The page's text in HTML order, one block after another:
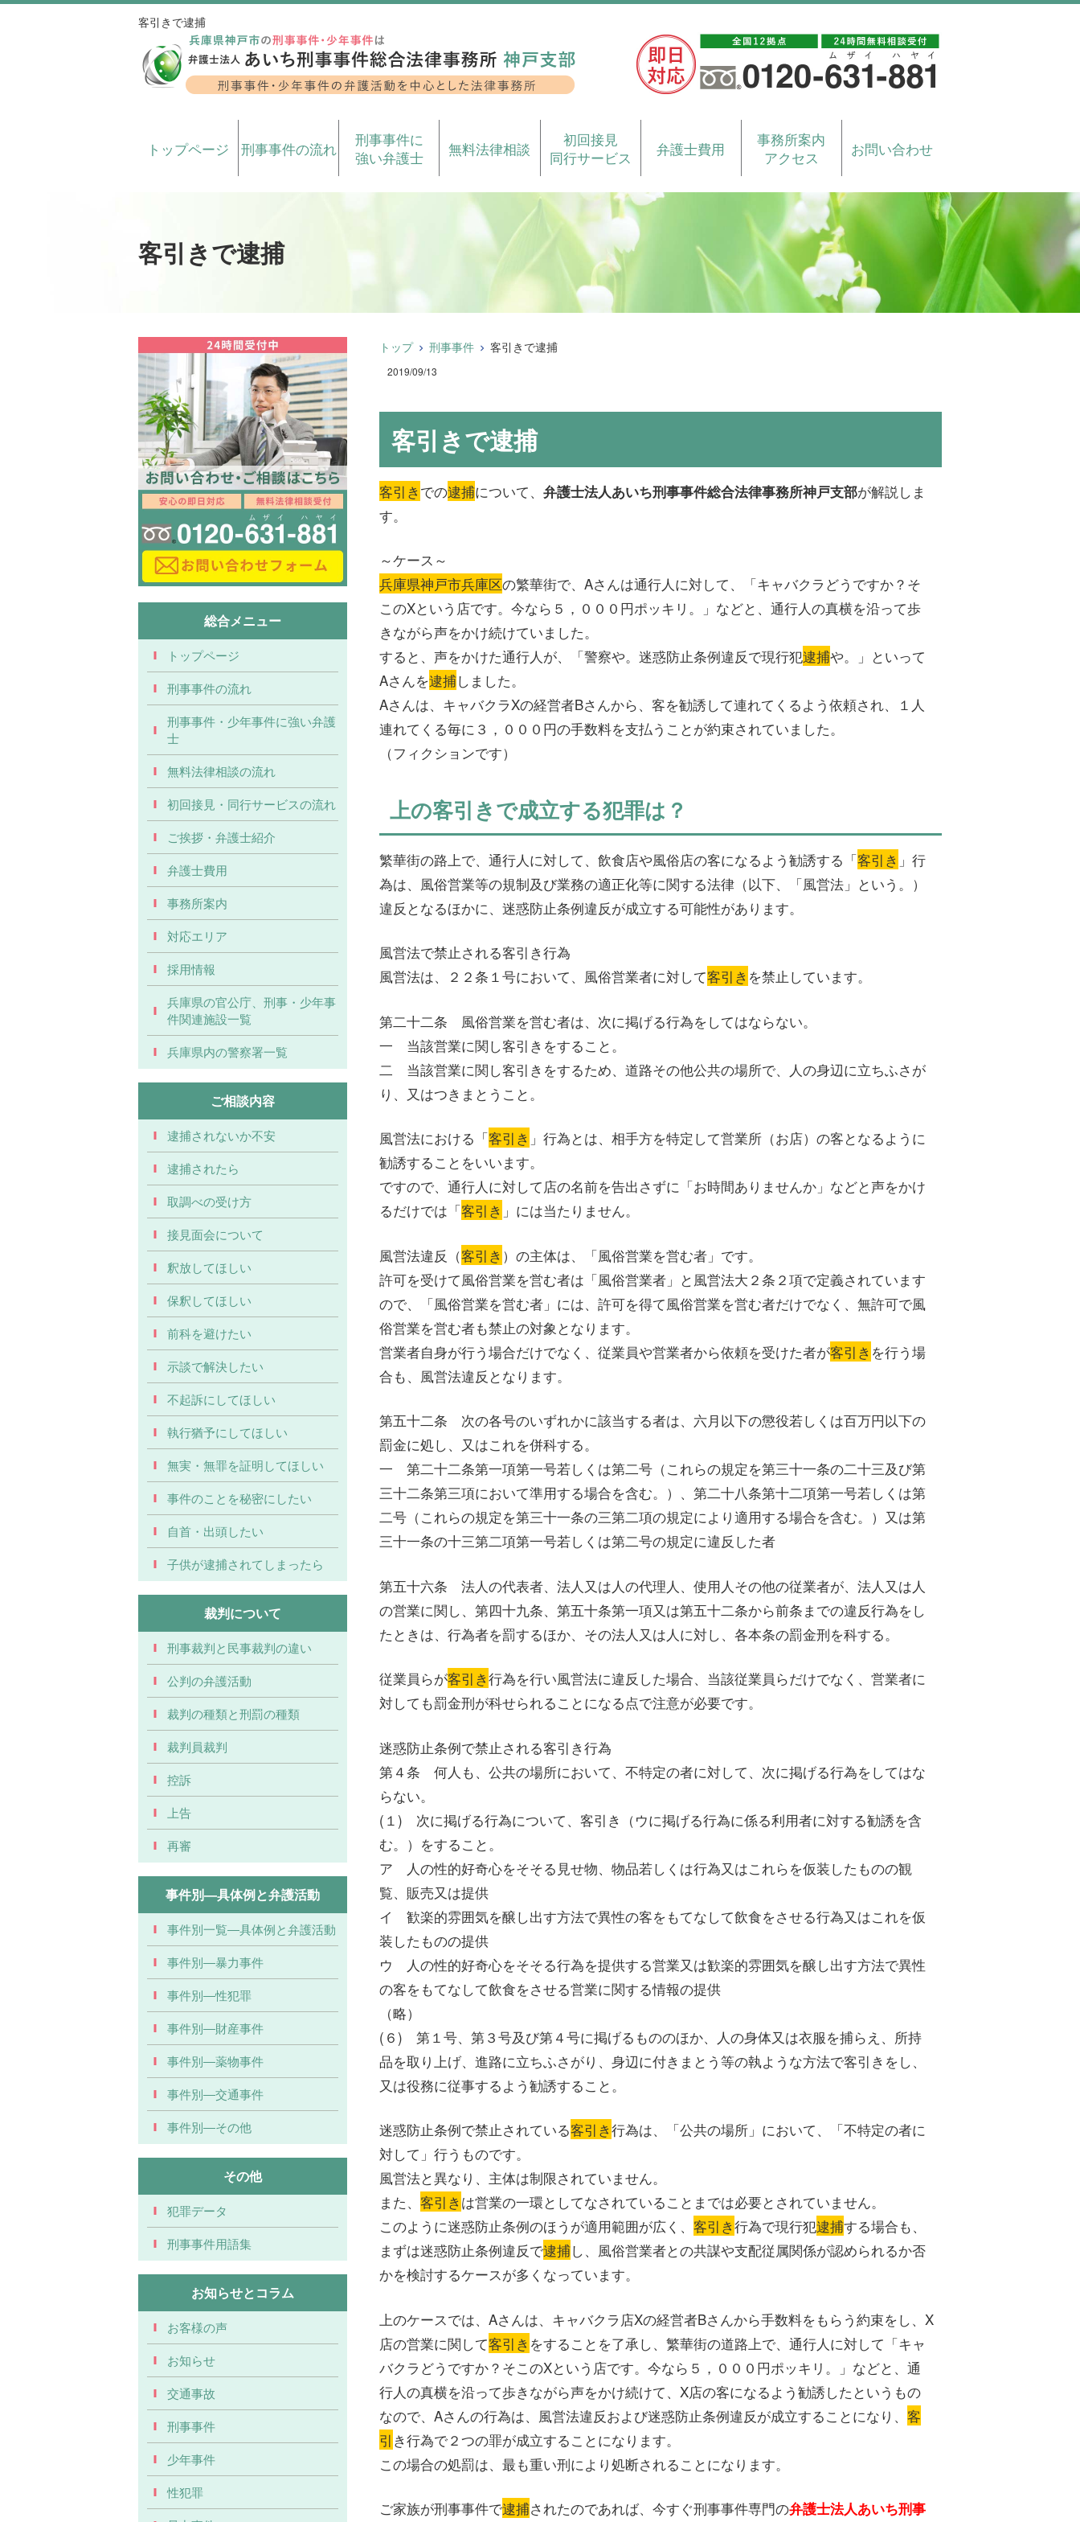
客引きで逮捕
トップページ 刑事事件の流れ
刑事事件に
強い弁護士
無料法律相談
初回接見
同行サービス
弁護士費用
事務所案内
アクセス
お問い合わせ
客引きで逮捕
トップ 刑事事件 客引きで逮捕
2019/09/13
客引きで逮捕
客引きでの逮捕について、 弁護士法人あいち刑事事件総合法律事務所神戸支部が解説しま
す。
～ケース～
兵庫県神戸市兵庫区の繁華街で、Aさんは通行人に対して、「キャバクラどうですか？そ
このXという店です。今なら５，０００円ポッキリ。」などと、通行人の真横を沿って歩
きながら声をかけ続けていました。
すると、声をかけた通行人が、「警察や。迷惑防止条例違反で現行犯逮捕や。」といって
Aさんを逮捕しました。
Aさんは、キャバクラXの経営者Bさんから、客を勧誘して連れてくるよう依頼され、１人
連れてくる毎に３，０００円の手数料を支払うことが約束されていました。
（フィクションです）
上の客引きで成立する犯罪は？
繁華街の路上で、通行人に対して、飲食店や風俗店の客になるよう勧誘する「客引き 」行
為は、風俗営業等の規制及び業務の適正化等に関する法律（以下、「風営法」という。）
違反となるほかに、迷惑防止条例違反が成立する可能性があります。
風営法で禁止される客引き行為
風営法は、２２条１号において、風俗営業者に対して客引き を禁止しています。
第二十二条 風俗営業を営む者は、次に掲げる行為をしてはならない。
一 当該営業に関し客引きをすること。
二 当該営業に関し客引きをするため、道路その他公共の場所で、人の身辺に立ちふさが
り、又はつきまとうこと。
風営法における「客引き 」行為とは、相手方を特定して営業所（お店）の客となるように
勧誘することをいいます。
ですので、通行人に対して店の名前を告出さずに「お時間ありませんか」などと声をかけ
るだけでは「客引き 」には当たりません。
風営法違反（客引き ）の主体は、「風俗営業を営む者」です。
許可を受けて風俗営業を営む者は「風俗営業者」と風営法大２条２項で定義されています
ので、「風俗営業を営む者」には、許可を得て風俗営業を営む者だけでなく、無許可で風
俗営業を営む者も禁止の対象となります。
営業者自身が行う場合だけでなく、従業員や営業者から依頼を受けた者が客引き を行う場
合も、風営法違反となります。
第五十二条 次の各号のいずれかに該当する者は、六月以下の懲役若しくは百万円以下の
罰金に処し、又はこれを併科する。
一 第二十二条第一項第一号若しくは第二号（これらの規定を第三十一条の二十三及び第
三十二条第三項において準用する場合を含む。）、第二十八条第十二項第一号若しくは第
二号（これらの規定を第三十一条の三第二項の規定により適用する場合を含む。）又は第
三十一条の十三第二項第一号若しくは第二号の規定に違反した者
第五十六条 法人の代表者、法人又は人の代理人、使用人その他の従業者が、法人又は人
の営業に関し、第四十九条、第五十条第一項又は第五十二条から前条までの違反行為をし
たときは、行為者を罰するほか、その法人又は人に対し、各本条の罰金刑を科する。
従業員らが客引き行為を行い風営法に違反した場合、当該従業員らだけでなく、営業者に
対しても罰金刑が科せられることになる点で注意が必要です。
迷惑防止条例で禁止される客引き行為
第４条 何人も、公共の場所において、不特定の者に対して、次に掲げる行為をしてはな
らない。
(１) 次に掲げる行為について、客引き（ウに掲げる行為に係る利用者に対する勧誘を含
む。）をすること。
ア 人の性的好奇心をそそる見せ物、物品若しくは行為又はこれらを仮装したものの観
覧、販売又は提供
イ 歓楽的雰囲気を醸し出す方法で異性の客をもてなして飲食をさせる行為又はこれを仮
装したものの提供
ウ 人の性的好奇心をそそる行為を提供する営業又は歓楽的雰囲気を醸し出す方法で異性
の客をもてなして飲食をさせる営業に関する情報の提供
（略）
(６) 第１号、第３号及び第４号に掲げるもののほか、人の身体又は衣服を捕らえ、所持
品を取り上げ、進路に立ちふさがり、身辺に付きまとう等の執ような方法で客引きをし、
又は役務に従事するよう勧誘すること。
迷惑防止条例で禁止されている客引き行為は、「公共の場所」において、「不特定の者に
対して」行うものです。
風営法と異なり、主体は制限されていません。
また、 客引きは営業の一環としてなされていることまでは必要とされていません。
このように迷惑防止条例のほうが適用範囲が広く、 客引き行為で現行犯逮捕する場合も、
まずは迷惑防止条例違反で逮捕し、風俗営業者との共謀や支配従属関係が認められるか否
かを検討するケースが多くなっています。
上のケースでは、Aさんは、キャバクラ店Xの経営者Bさんから手数料をもらう約束をし、X
店の営業に関して客引き をすることを了承し、繁華街の道路上で、通行人に対して「キャ
バクラどうですか？そこのXという店です。今なら５，０００円ポッキリ。」などと、通
行人の真横を沿って歩きながら声をかけ続けて、X店の客になるよう勧誘したというもの
なので、Aさんの行為は、風営法違反および迷惑防止条例違反が成立することになり、 客
引 き行為で２つの罪が成立することになります。
この場合の処罰は、最も重い刑により処断されることになります。
ご家族が刑事事件で逮捕されたのであれば、今すぐ刑事事件専門の弁護士法人あいち刑事
総合メニュー
トップページ
刑事事件の流れ
刑事事件・少年事件に強い弁護
士
無料法律相談の流れ
初回接見・同行サービスの流れ
ご挨拶・弁護士紹介
弁護士費用
事務所案内
対応エリア
採用情報
兵庫県の官公庁、刑事・少年事
件関連施設一覧
兵庫県内の警察署一覧
ご相談内容
逮捕されないか不安
逮捕されたら
取調べの受け方
接見面会について
釈放してほしい
保釈してほしい
前科を避けたい
示談で解決したい
不起訴にしてほしい
執行猶予にしてほしい
無実・無罪を証明してほしい
事件のことを秘密にしたい
自首・出頭したい
子供が逮捕されてしまったら
裁判について
刑事裁判と民事裁判の違い
公判の弁護活動
裁判の種類と刑罰の種類
裁判員裁判
控訴
上告
再審
事件別―具体例と弁護活動
事件別一覧―具体例と弁護活動
事件別―暴力事件
事件別―性犯罪
事件別―財産事件
事件別―薬物事件
事件別―交通事件
事件別―その他
その他
犯罪データ
刑事事件用語集
お知らせとコラム
お客様の声
お知らせ
交通事故
刑事事件
少年事件
性犯罪